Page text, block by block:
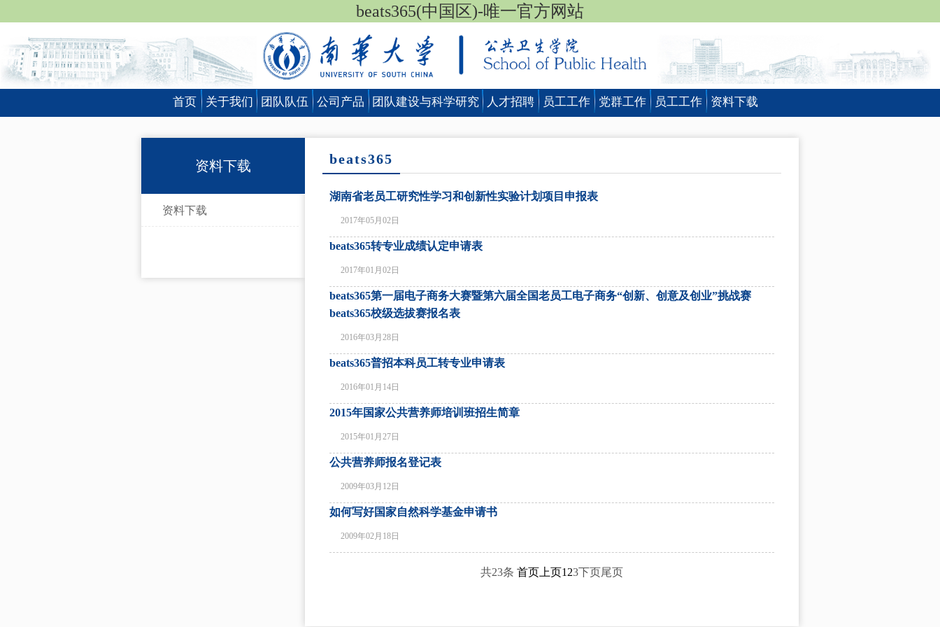
beats365(中国区)-唯一官方网站
首页 关于我们 团队队伍 公司产品 团队建设与科学研究 人才招聘 员工工作 党群工作 员工工作 资料下载
资料下载
资料下载
beats365
湖南省老员工研究性学习和创新性实验计划项目申报表
2017年05月02日
beats365转专业成绩认定申请表
2017年01月02日
beats365第一届电子商务大赛暨第六届全国老员工电子商务“创新、创意及创业”挑战赛
beats365校级选拔赛报名表
2016年03月28日
beats365普招本科员工转专业申请表
2016年01月14日
2015年国家公共营养师培训班招生简章
2015年01月27日
公共营养师报名登记表
2009年03月12日
如何写好国家自然科学基金申请书
2009年02月18日
共23条 首页 上页1 23下页尾页